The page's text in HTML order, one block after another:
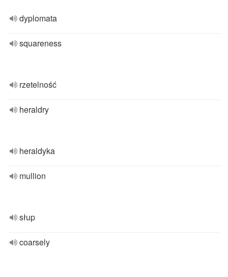
dyplomata
squareness
rzetelność
heraldry
heraldyka
mullion
słup
coarsely